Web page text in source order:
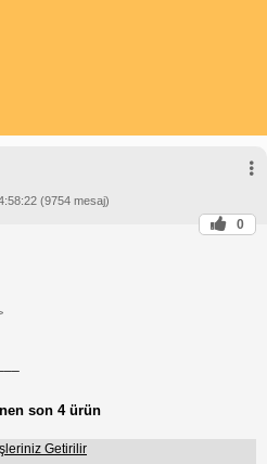
(9754 mesaj)
0
son 4 ürün
Getirilir